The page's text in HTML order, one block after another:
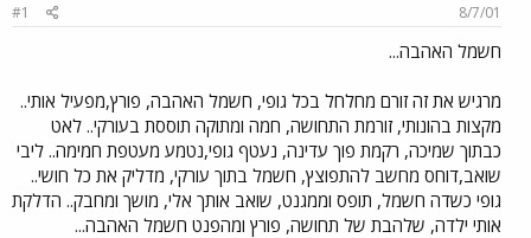
ש
א
ר
8/7/01
#1
חשמל האהבה...
מרגיש את זה זורם מחלחל בכל גופי, חשמל האהבה, פורץ,מפעיל אותי..
מקצות בהונותי, זורמת התחושה, חמה ומתוקה תוססת בעורקי.. לאט
כבתוך שמיכה, רקמת פוך עדינה, נעטף גופי,נטמע מעטפת חמימה.. ליבי
שואב,דוחס מחשב להתפוצץ, חשמל בתוך עורקי, מדליק את כל חושי..
גופי כשדה חשמל, תופס וממגנט, שואב אותך אלי, מושך ומחבק.. הדלקת
אותי ילדה, שלהבת של תחושה, פורץ ומהפנט חשמל האהבה...